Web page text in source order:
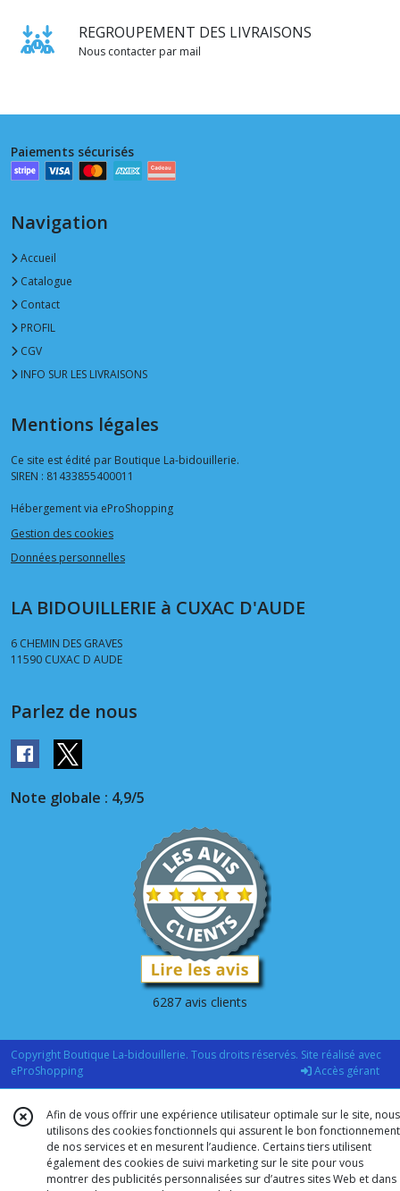
REGROUPEMENT DES LIVRAISONS
Nous contacter par mail
Paiements sécurisés
Navigation
Accueil
Catalogue
Contact
PROFIL
CGV
INFO SUR LES LIVRAISONS
Mentions légales
Ce site est édité par Boutique La-bidouillerie.
SIREN : 81433855400011
Hébergement via eProShopping
Gestion des cookies
Données personnelles
LA BIDOUILLERIE à CUXAC D'AUDE
6 CHEMIN DES GRAVES
11590 CUXAC D AUDE
Parlez de nous
Note globale : 4,9/5
6287 avis clients
Copyright Boutique La-bidouillerie. Tous droits réservés. Site réalisé avec
eProShopping
Accès gérant
Afin de vous offrir une expérience utilisateur optimale sur le site, nous
utilisons des cookies fonctionnels qui assurent le bon fonctionnement
de nos services et en mesurent l’audience. Certains tiers utilisent
également des cookies de suivi marketing sur le site pour vous
montrer des publicités personnalisées sur d’autres sites Web et dans